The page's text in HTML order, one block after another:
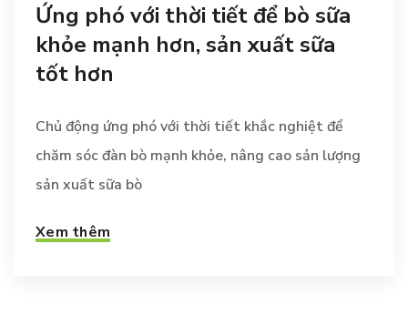
Ứng phó với thời tiết để bò sữa
khỏe mạnh hơn, sản xuất sữa
tốt hơn
Chủ động ứng phó với thời tiết khắc nghiệt để
chăm sóc đàn bò mạnh khỏe, nâng cao sản lượng
sản xuất sữa bò
Xem thêm